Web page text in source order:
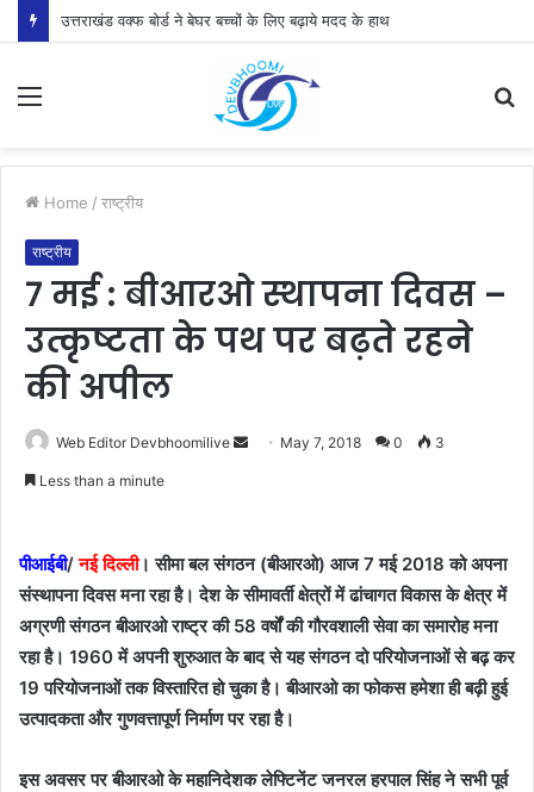
उत्तराखंड वक्फ बोर्ड ने बेघर बच्चों के लिए बढ़ाये मदद के हाथ
Menu
Home / राष्ट्रीय
राष्ट्रीय
7 मई : बीआरओ स्थापना दिवस –
उत्कृष्टता के पथ पर बढ़ते रहने
की अपील
Web Editor Devbhoomilive
Send May 7, 2018 0 3
Less than a minute
पीआईबी/नई दिल्ली। सीमा बल संगठन (बीआरओ) आज 7 मई 2018 को अपना
संस्थापना दिवस मना रहा है। देश के सीमावर्ती क्षेत्रों में ढांचागत विकास के क्षेत्र में
अग्रणी संगठन बीआरओ राष्ट्र की 58 वर्षों की गौरवशाली सेवा का समारोह मना
रहा है। 1960 में अपनी शुरुआत के बाद से यह संगठन दो परियोजनाओं से बढ़ कर
19 परियोजनाओं तक विस्तारित हो चुका है। बीआरओ का फोकस हमेशा ही बढ़ी हुई
उत्पादकता और गुणवत्तापूर्ण निर्माण पर रहा है।
इस अवसर पर बीआरओ के महानिदेशक लेफ्टिनेंट जनरल हरपाल सिंह ने सभी पूर्व